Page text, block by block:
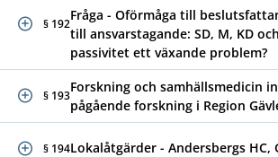
§ 192
Fråga - Oförmåga till
till ansvarstagande: SD, M, KD
passivitet ett växande problem?
§ 193
Forskning och samhällsmedicin
pågående forskning i Region
§ 194Lokalåtgärder - Andersbergs HC,